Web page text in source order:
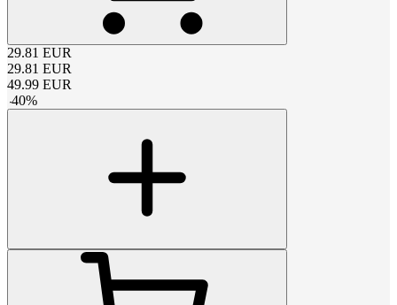
29.81 EUR
29.81 EUR
49.99 EUR
-40%